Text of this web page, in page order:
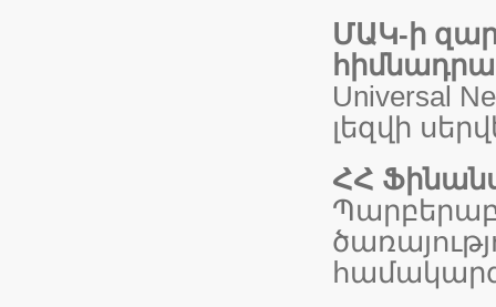
ՄԱԿ-ի
Universal
լեզվի
ՀՀ